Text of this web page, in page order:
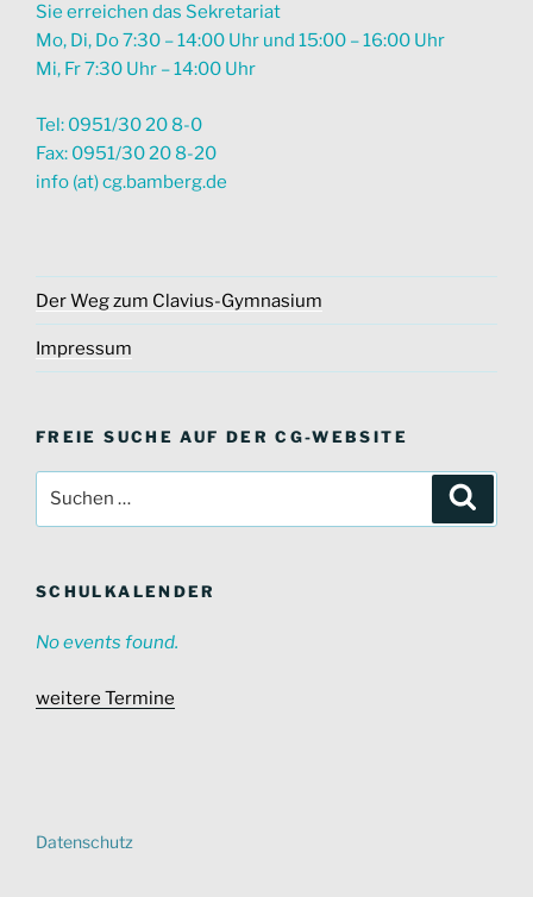
Sie erreichen das Sekretariat
Mo, Di, Do 7:30 – 14:00 Uhr und 15:00 – 16:00 Uhr
Mi, Fr 7:30 Uhr – 14:00 Uhr
Tel: 0951/30 20 8-0
Fax: 0951/30 20 8-20
info (at) cg.bamberg.de
Der Weg zum Clavius-Gymnasium
Impressum
FREIE SUCHE AUF DER CG-WEBSITE
nach:
SCHULKALENDER
No events found.
weitere Termine
Datenschutz